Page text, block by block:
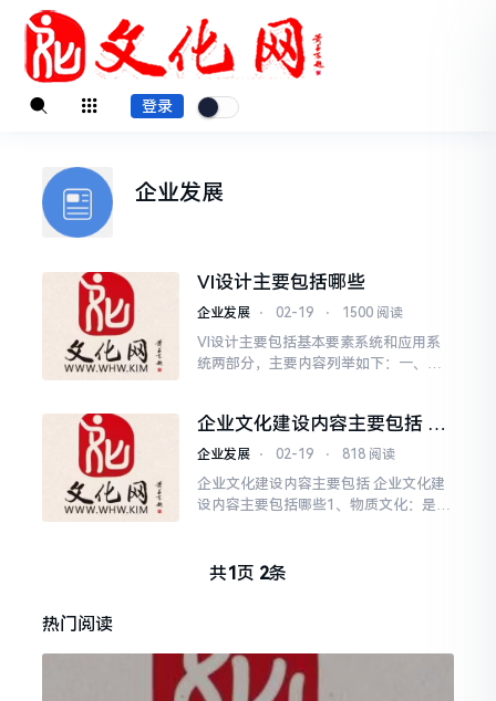
登录
企业发展
VI设计主要包括哪些
企业发展 ⋅ 02-19 ⋅ 1500 阅读
VI设计主要包括基本要素系统和应用系
统两部分，主要内容列举如下：一、基
用品：信
企业文化建设内容主要包括 企
业文化建设内容主要包括哪些
企业发展 ⋅ 02-19 ⋅ 818 阅读
企业文化建设内容主要包括 企业文化建
设内容主要包括哪些1、物质文化：是产
化。企业生产的产品和提
共1页 2条
热门阅读